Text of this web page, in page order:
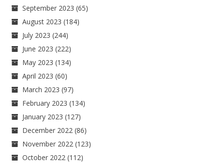
September 2023 (65)
August 2023 (184)
July 2023 (244)
June 2023 (222)
May 2023 (134)
April 2023 (60)
March 2023 (97)
February 2023 (134)
January 2023 (127)
December 2022 (86)
November 2022 (123)
October 2022 (112)